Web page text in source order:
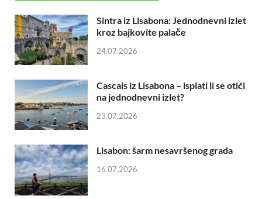
Sintra iz Lisabona: Jednodnevni izlet
kroz bajkovite palače
24.07.2026
Cascais iz Lisabona – isplati li se otići
na jednodnevni izlet?
23.07.2026
Lisabon: šarm nesavršenog grada
16.07.2026